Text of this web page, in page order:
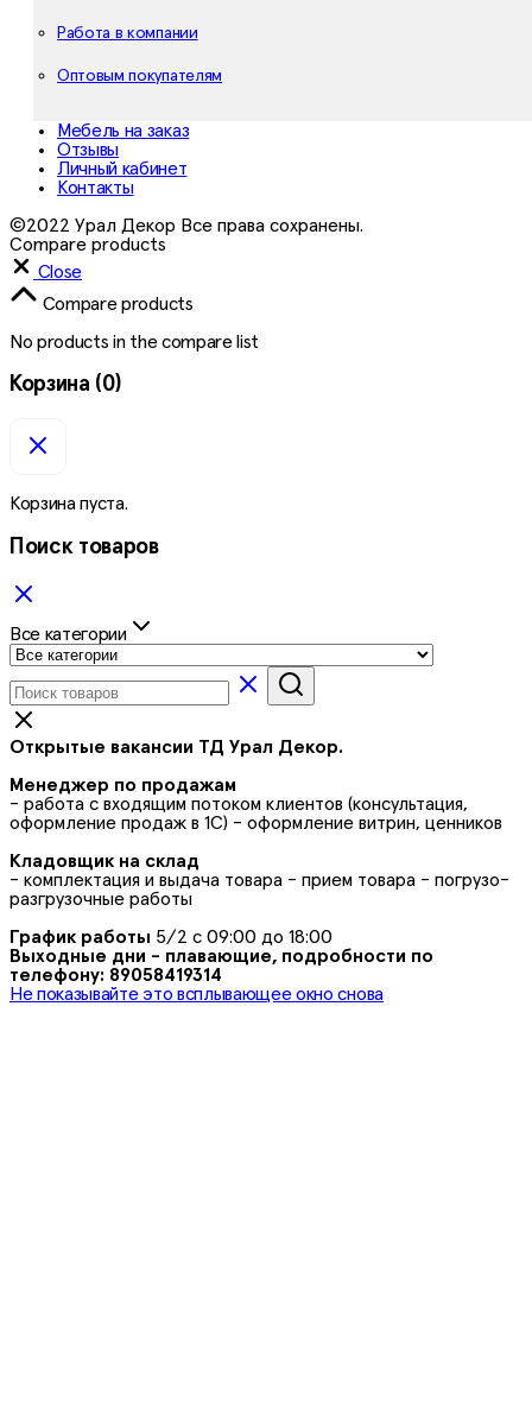
Работа в компании
Оптовым покупателям
Мебель на заказ
Отзывы
Личный кабинет
Контакты
©2022 Урал Декор Все права сохранены.
Compare products
Close
Compare products
No products in the compare list
Корзина (0)
Корзина пуста.
Поиск товаров
Все категории
Открытые вакансии ТД Урал Декор.
Менеджер по продажам
- работа с входящим потоком клиентов (консультация,
оформление продаж в 1С) - оформление витрин, ценников
Кладовщик на склад
- комплектация и выдача товара - прием товара - погрузо-
разгрузочные работы
График работы 5/2 с 09:00 до 18:00
Выходные дни - плавающие, подробности по
телефону: 89058419314
Не показывайте это всплывающее окно снова